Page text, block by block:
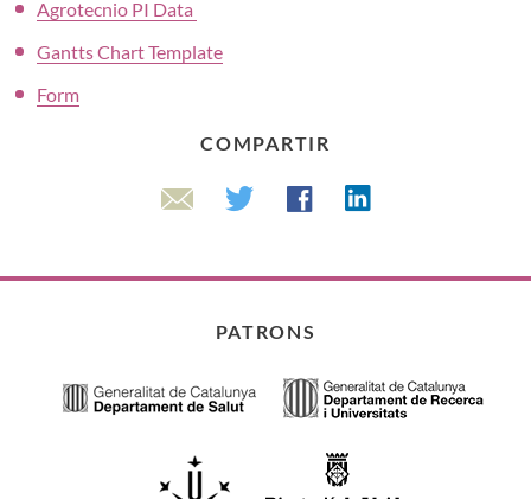
Agrotecnio PI Data
Gantts Chart Template
Form
COMPARTIR
Email Twitter FacebookLinkedin
PATRONS